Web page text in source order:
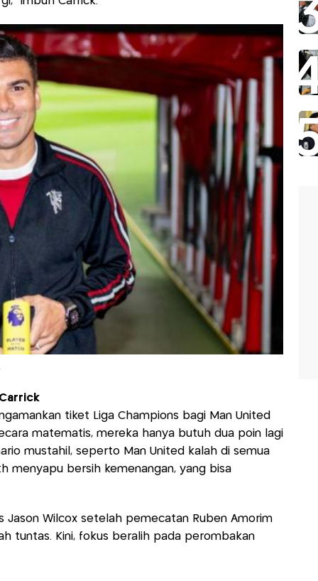
tiket Liga Champions bagi Man United
matematis, mereka hanya butuh dua poin lagi
mustahil, seperto Man United kalah di semua
menyapu bersih kemenangan, yang bisa
Jason Wilcox setelah pemecatan Ruben Amorim
tuntas. Kini, fokus beralih pada perombakan